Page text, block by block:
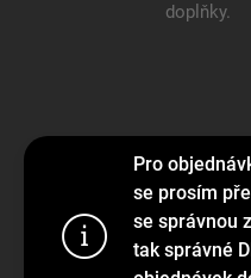
Pro
se prosím
se správnou
tak správné
doplňky.